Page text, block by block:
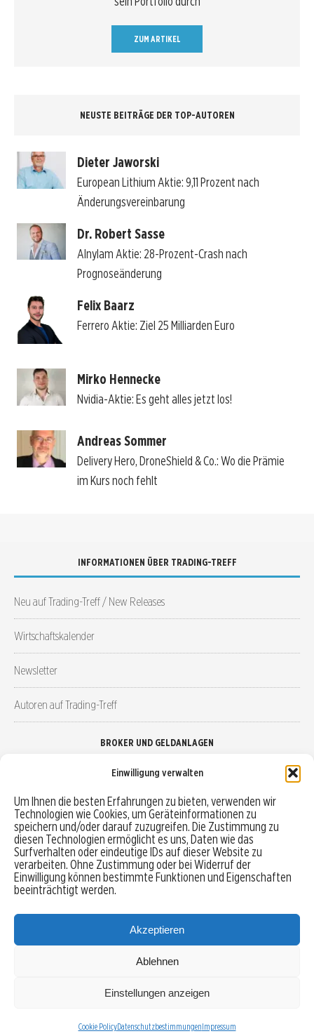
Einwilligung verwalten
Um Ihnen die besten Erfahrungen zu bieten, verwenden wir
Technologien wie Cookies, um Geräteinformationen zu
speichern und/oder darauf zuzugreifen. Die Zustimmung zu
diesen Technologien ermöglicht es uns, Daten wie das
Surfverhalten oder eindeutige IDs auf dieser Website zu
verarbeiten. Ohne Zustimmung oder bei Widerruf der
Einwilligung können bestimmte Funktionen und Eigenschaften
beeinträchtigt werden.
Akzeptieren
Ablehnen
Einstellungen anzeigen
Cookie PolicyDatenschutzbestimmungenImpressum
ZUM ARTIKEL
NEUSTE BEITRÄGE DER TOP-AUTOREN
Dieter Jaworski
European Lithium Aktie: 9,11 Prozent nach
Änderungsvereinbarung
Dr. Robert Sasse
Alnylam Aktie: 28-Prozent-Crash nach
Prognoseänderung
Felix Baarz
Ferrero Aktie: Ziel 25 Milliarden Euro
Mirko Hennecke
Nvidia-Aktie: Es geht alles jetzt los!
Andreas Sommer
Delivery Hero, DroneShield & Co.: Wo die Prämie
im Kurs noch fehlt
INFORMATIONEN ÜBER TRADING-TREFF
Neu auf Trading-Treff / New Releases
Wirtschaftskalender
Newsletter
Autoren auf Trading-Treff
BROKER UND GELDANLAGEN
Robo-Advisor vergleichen
Depotvergleich
Festgeld vergleichen
Tagesgeld vergleichen